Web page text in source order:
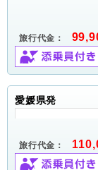
旅行代金：
愛媛県発
旅行代金：